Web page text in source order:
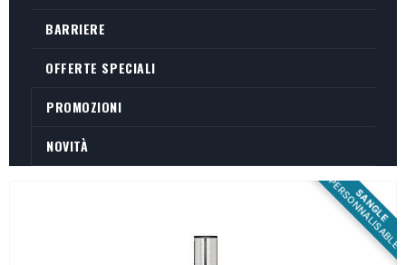
BARRIERE
OFFERTE SPECIALI
PROMOZIONI
NOVITÀ
SANGLE
PERSONNALISABLE